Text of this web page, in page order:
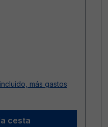
más gastos
cesta